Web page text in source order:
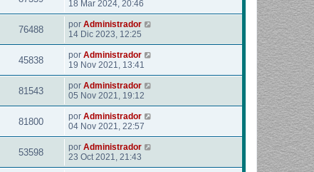
18 Mar 2024, 20:46
76488 por Administrador
14 Dic 2023, 12:25
45838 por Administrador
19 Nov 2021, 13:41
81543 por Administrador
05 Nov 2021, 19:12
81800 por Administrador
04 Nov 2021, 22:57
53598 por Administrador
23 Oct 2021, 21:43